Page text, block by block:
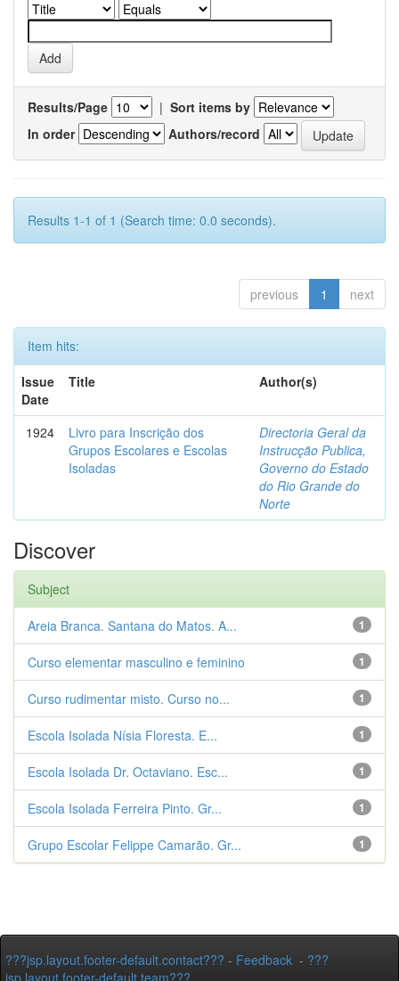
Results/Page | Sort items by
In order
Authors/record
Results 1-1 of 1 (Search time: 0.0 seconds).
previous 1 next
Item hits:
Issue
Date
Title Author(s)
1924
Livro para Inscrição dos
Grupos Escolares e Escolas
Isoladas
Directoria Geral da
Instrucção Publica,
Governo do Estado
do Rio Grande do
Norte
Discover
Subject
1
Areia Branca. Santana do Matos. A...
1
Curso elementar masculino e feminino
1
Curso rudimentar misto. Curso no...
1
Escola Isolada Nísia Floresta. E...
1
Escola Isolada Dr. Octaviano. Esc...
1
Escola Isolada Ferreira Pinto. Gr...
1
Grupo Escolar Felippe Camarão. Gr...
???jsp.layout.footer-default.contact??? - Feedback - ???
jsp.layout.footer-default.team???